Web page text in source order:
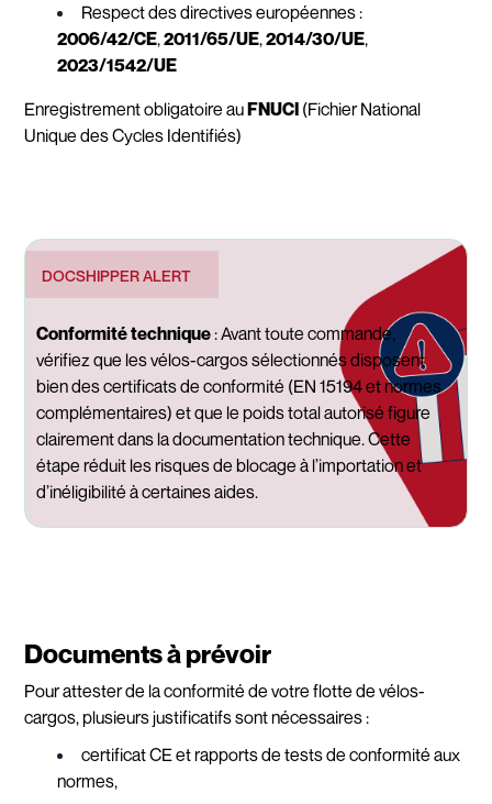
Respect des directives européennes :
2006/42/CE,2011/65/UE,2014/30/UE,
2023/1542/UE
Enregistrement obligatoire auFNUCI (Fichier National
Unique des Cycles Identifiés)
DOCSHIPPER ALERT
Conformité technique:Avant toute commande,
vérifiez que les vélos-cargos sélectionnés disposent
bien des certificats de conformité (EN 15194 et normes
complémentaires) et que le poids total autorisé figure
clairement dans la documentation technique. Cette
étape réduit les risques de blocage à l’importation et
d’inéligibilité à certaines aides.
Documents à prévoir
Pour attester de la conformité de votre flotte de vélos-
cargos, plusieurs justificatifs sont nécessaires :
certificat CE et rapports de tests de conformité aux
normes,